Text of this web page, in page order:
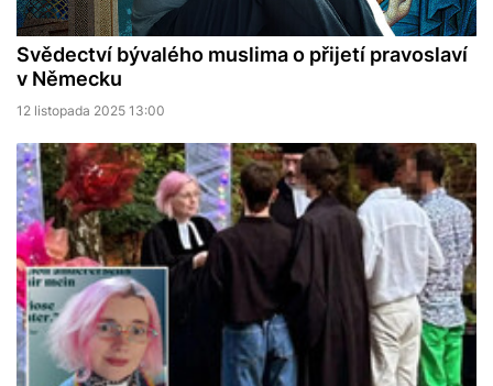
Svědectví bývalého muslima o přijetí pravoslaví
v Německu
12 listopada 2025 13:00